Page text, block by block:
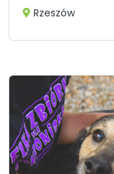
Rzeszów